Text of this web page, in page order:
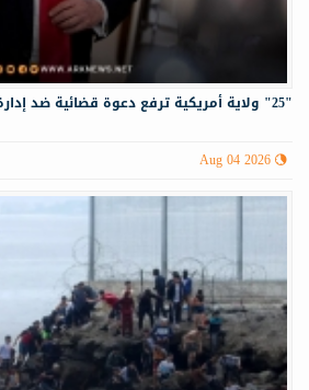
"25" ولاية أمريكية ترفع دعوة قضائية ضد إدارة ترامب
Aug 04 2026